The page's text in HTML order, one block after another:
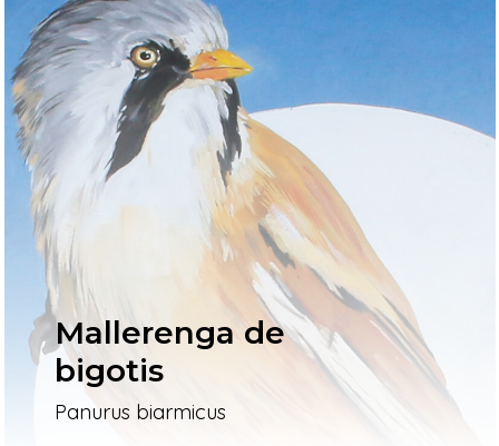
Mallerenga de
bigotis
Panurus biarmicus